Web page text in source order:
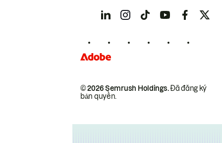
© 2026 Semrush Holdings.Đã đăng ký
bản quyền.